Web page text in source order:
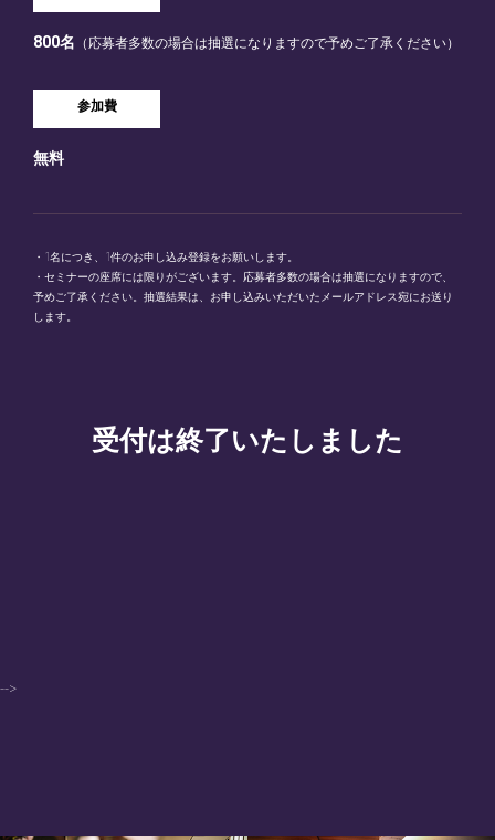
800名 （応募者多数の場合は抽選になりますので予めご了承ください）
参加費
無料
・1名につき、1件のお申し込み登録をお願いします。
・セミナーの座席には限りがございます。応募者多数の場合は抽選になりますので、
予めご了承ください。抽選結果は、お申し込みいただいたメールアドレス宛にお送り
します。
受付は終了いたしました
-->